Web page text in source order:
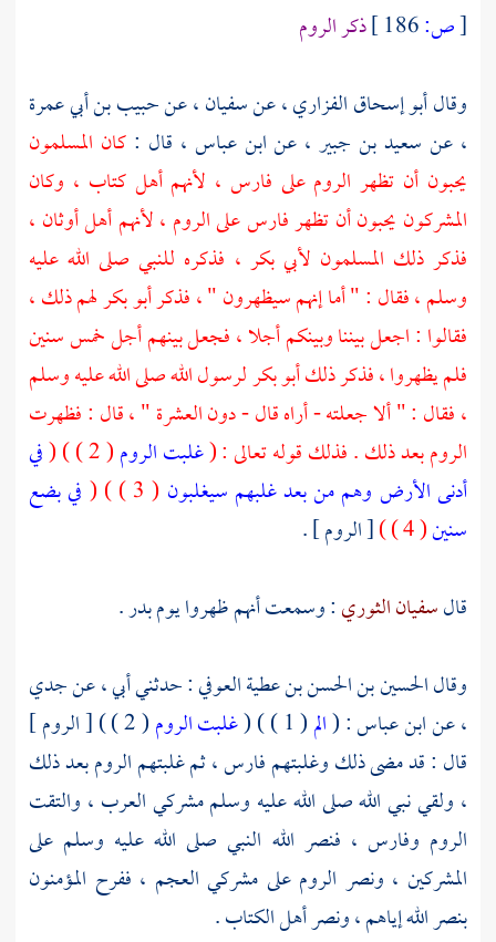
[ص:
ذكر الروم
وقالأبو إسحاق الفزاري ،عنسفيان ،عنحبيب بن أبي عمرة
،عن سعيد بن جبير ، عنابن عباس ، قال : كان المسلمون
يحبون أن تظهر الرومعلى فارس ، لأنهمأهل كتاب ، وكان
المشركون يحبون أن تظهرفارسعلىالروم ،لأنهم أهل أوثان ،
فذكر ذلك المسلمون لأبي بكر ، فذكره للنبي صلى الله عليه
وسلم ، فقال : " أما إنهم سيظهرون " ، فذكرأبو بكرلهم ذلك ،
فقالوا : اجعل بيننا وبينكم أجلا ، فجعل بينهم أجل خمس سنين
فلم يظهروا ، فذكر ذلكأبو بكرلرسول الله صلى الله عليه وسلم
، فقال : " ألا جعلته - أراه قال - دون العشرة " ، قال : فظهرت
الرومبعد ذلك . فذلك قوله تعالى : (غلبت الروم( 2 ) ) (
في
أدنى الأرض وهم من بعد غلبهم سيغلبون ( 3 ) ) (
في بضع
سنين( 4 ) )
[ الروم ] .
قالسفيان الثوري: وسمعت أنهم ظهروا يوم بدر .
وقالالحسين بن الحسن بن عطية العوفي: حدثني أبي ، عن جدي
، عنابن عباس: (الم( 1 ) ) ( غلبت الروم
( 2 ) ) [ الروم ]
قال : قد مضى ذلك وغلبتهمفارس ،ثم غلبتهمالرومبعد ذلك
، ولقي نبي الله صلى الله عليه وسلم مشركي العرب ، والتقت
الروم وفارس ، فنصر الله النبي صلى الله عليه وسلم على
المشركين ، ونصر الرومعلى مشركي العجم ، ففرح المؤمنون
بنصر الله إياهم ، ونصر أهل الكتاب .